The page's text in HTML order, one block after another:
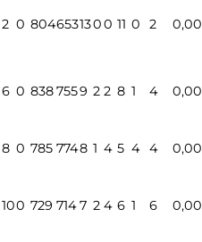
2 0 8046531300 11 0 2 0,00
6 0 8387559 2 2 8 1 4 0,00
8 0 785 7748 1 4 5 4 4 0,00
100 729 7147 2 4 6 1 6 0,00